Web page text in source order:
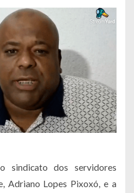
sindicato dos servidores
Adriano Lopes Pixoxó, e a